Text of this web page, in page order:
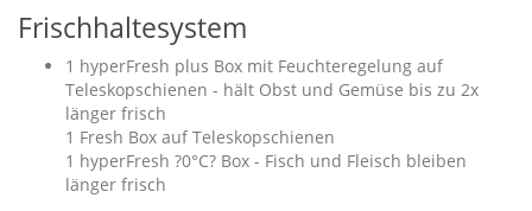
Frischhaltesystem
1 hyperFresh plus Box mit Feuchteregelung auf
Teleskopschienen - hält Obst und Gemüse bis zu 2x
länger frisch
1 Fresh Box auf Teleskopschienen
1 hyperFresh ?0°C? Box - Fisch und Fleisch bleiben
länger frisch